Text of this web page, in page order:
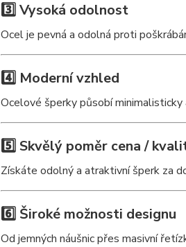
3️⃣ Vysoká odolnost
Ocel je pevná a odolná proti
4️⃣ Moderní vzhled
Ocelové šperky působí
5️⃣ Skvělý poměr cena /
Získáte odolný a atraktivní šperk za
6️⃣ Široké možnosti designu
Od jemných náušnic přes masivní